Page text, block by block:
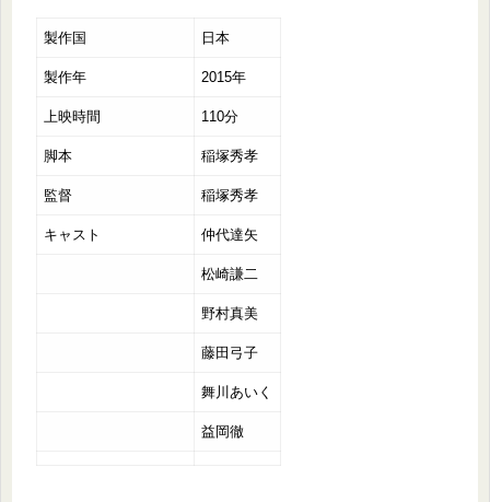
製作国 日本
製作年 2015年
上映時間 110分
脚本 稲塚秀孝
監督 稲塚秀孝
キャスト 仲代達矢
松崎謙二
野村真美
藤田弓子
舞川あいく
益岡徹